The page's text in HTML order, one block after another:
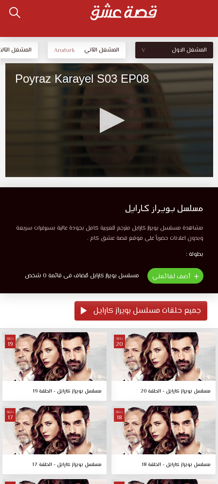
المشغل الاول V المشغل الثاني Anaturk المشغل
مسلسل بويراز كارايل
مشاهدة مسلسل بويراز كارايل مترجم للعربية كامل بجودة عالية بسيرفرات سريعة
وبدون اعلانات حصرياً على موقع قصة عشق كام .
بطولة :
أضف لقائمتي مسلسل بويراز كارايل مُضاف فى قائمة 0 شخص
جميع حلقات مسلسل بويراز كارايل
حلقة
20
مسلسل بويراز كارايل - الحلقة 20
حلقة
19
مسلسل بويراز كارايل - الحلقة 19
حلقة
18
مسلسل بويراز كارايل - الحلقة 18
حلقة
17
مسلسل بويراز كارايل - الحلقة 17